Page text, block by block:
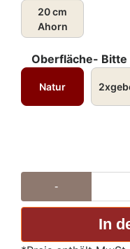
20 cm
Ahorn
Oberfläche- Bitte
Natur
-